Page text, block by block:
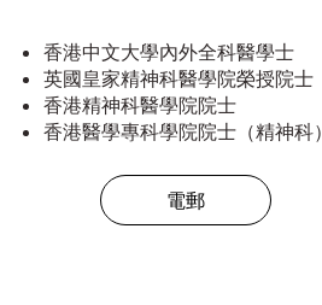
香港中文大學內外全科醫學士
英國皇家精神科醫學院榮授院士
香港精神科醫學院院士
香港醫學專科學院院士（精神科）
電郵